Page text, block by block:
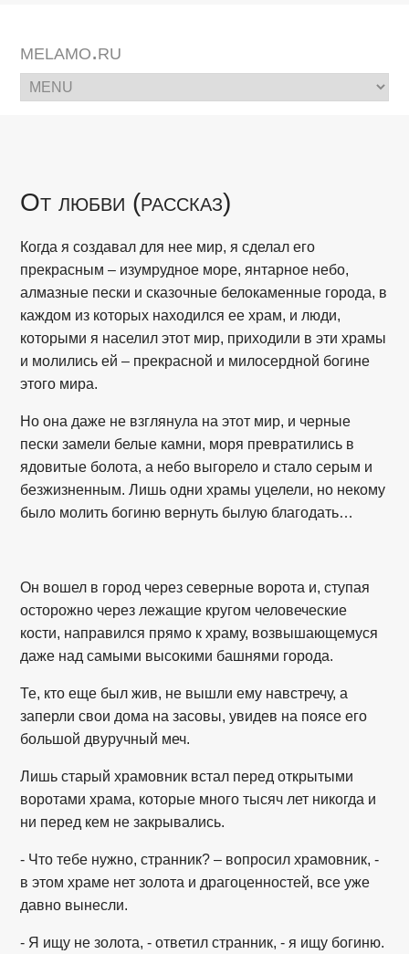
melamo.ru
От любви (рассказ)
Когда я создавал для нее мир, я сделал его
прекрасным – изумрудное море, янтарное небо,
алмазные пески и сказочные белокаменные города, в
каждом из которых находился ее храм, и люди,
которыми я населил этот мир, приходили в эти храмы
и молились ей – прекрасной и милосердной богине
этого мира.
Но она даже не взглянула на этот мир, и черные
пески замели белые камни, моря превратились в
ядовитые болота, а небо выгорело и стало серым и
безжизненным. Лишь одни храмы уцелели, но некому
было молить богиню вернуть былую благодать…
Он вошел в город через северные ворота и, ступая
осторожно через лежащие кругом человеческие
кости, направился прямо к храму, возвышающемуся
даже над самыми высокими башнями города.
Те, кто еще был жив, не вышли ему навстречу, а
заперли свои дома на засовы, увидев на поясе его
большой двуручный меч.
Лишь старый храмовник встал перед открытыми
воротами храма, которые много тысяч лет никогда и
ни перед кем не закрывались.
- Что тебе нужно, странник? – вопросил храмовник, -
в этом храме нет золота и драгоценностей, все уже
давно вынесли.
- Я ищу не золота, - ответил странник, - я ищу богиню.